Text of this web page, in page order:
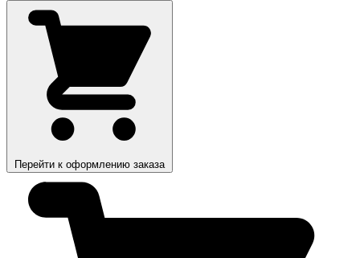
Перейти к оформлению заказа